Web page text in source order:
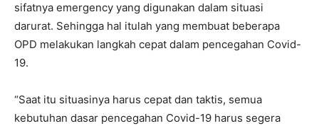
sifatnya emergency yang digunakan dalam situasi
darurat. Sehingga hal itulah yang membuat beberapa
OPD melakukan langkah cepat dalam pencegahan Covid-
19.
“Saat itu situasinya harus cepat dan taktis, semua
kebutuhan dasar pencegahan Covid-19 harus segera